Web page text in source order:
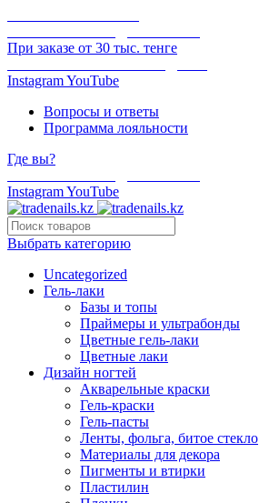
При заказе от 30 тыс. тенге
InstagramYouTube
Вопросы и ответы
Программа лояльности
Где вы?
InstagramYouTube
Выбрать категорию
Uncategorized
Гель-лаки
Базы и топы
Праймеры и ультрабонды
Цветные гель-лаки
Цветные лаки
Дизайн ногтей
Акварельные краски
Гель-краски
Гель-пасты
Ленты, фольга, битое стекло
Материалы для декора
Пигменты и втирки
Пластилин